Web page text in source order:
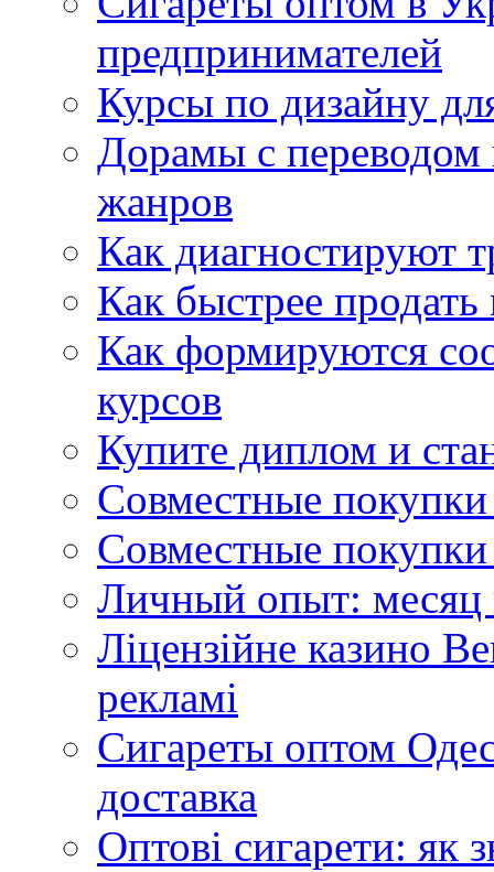
предпринимателей
Курсы по дизайну
Дорамы с переводом
жанров
Как диагностируют
Как быстрее
Как формируются
курсов
Купите диплом и
Совместные
Совместные покупки
Личный опыт: месяц
Ліцензійне казино
рекламі
Сигареты оптом
доставка
Оптові сигарети: як